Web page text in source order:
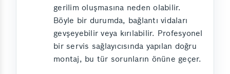
gerilim oluşmasına neden olabilir.
Böyle bir durumda, bağlantı vidaları
gevşeyebilir veya kırılabilir. Profesyonel
bir servis sağlayıcısında yapılan doğru
montaj, bu tür sorunların önüne geçer.